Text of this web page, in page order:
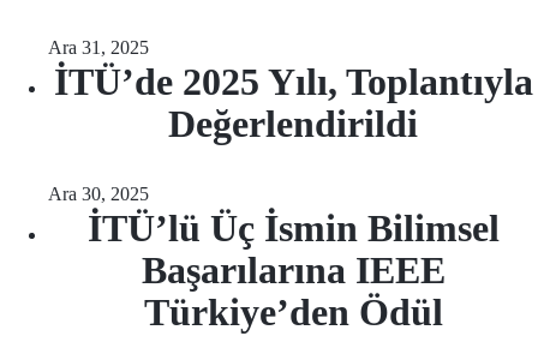
Ara 31, 2025
İTÜ’de 2025 Yılı, Toplantıyla
Değerlendirildi
Ara 30, 2025
İTÜ’lü Üç İsmin Bilimsel
Başarılarına IEEE
Türkiye’den Ödül